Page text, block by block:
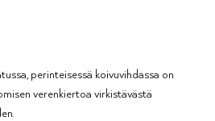
perinteisessä koivuvihdassa on
verenkiertoa virkistävästä